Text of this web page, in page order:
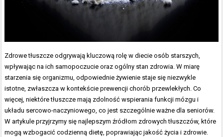
Zdrowe tłuszcze odgrywają kluczową rolę w diecie osób starszych,
wpływając na ich samopoczucie oraz ogólny stan zdrowia. W miarę
starzenia się organizmu, odpowiednie żywienie staje się niezwykle
istotne, zwłaszcza w kontekście prewencji chorób przewlekłych. Co
więcej, niektóre tłuszcze mają zdolność wspierania funkcji mózgu i
układu sercowo-naczyniowego, co jest szczególnie ważne dla seniorów.
W artykule przyjrzymy się najlepszym źródłom zdrowych tłuszczów, które
mogą wzbogacić codzienną dietę, poprawiając jakość życia i zdrowie.